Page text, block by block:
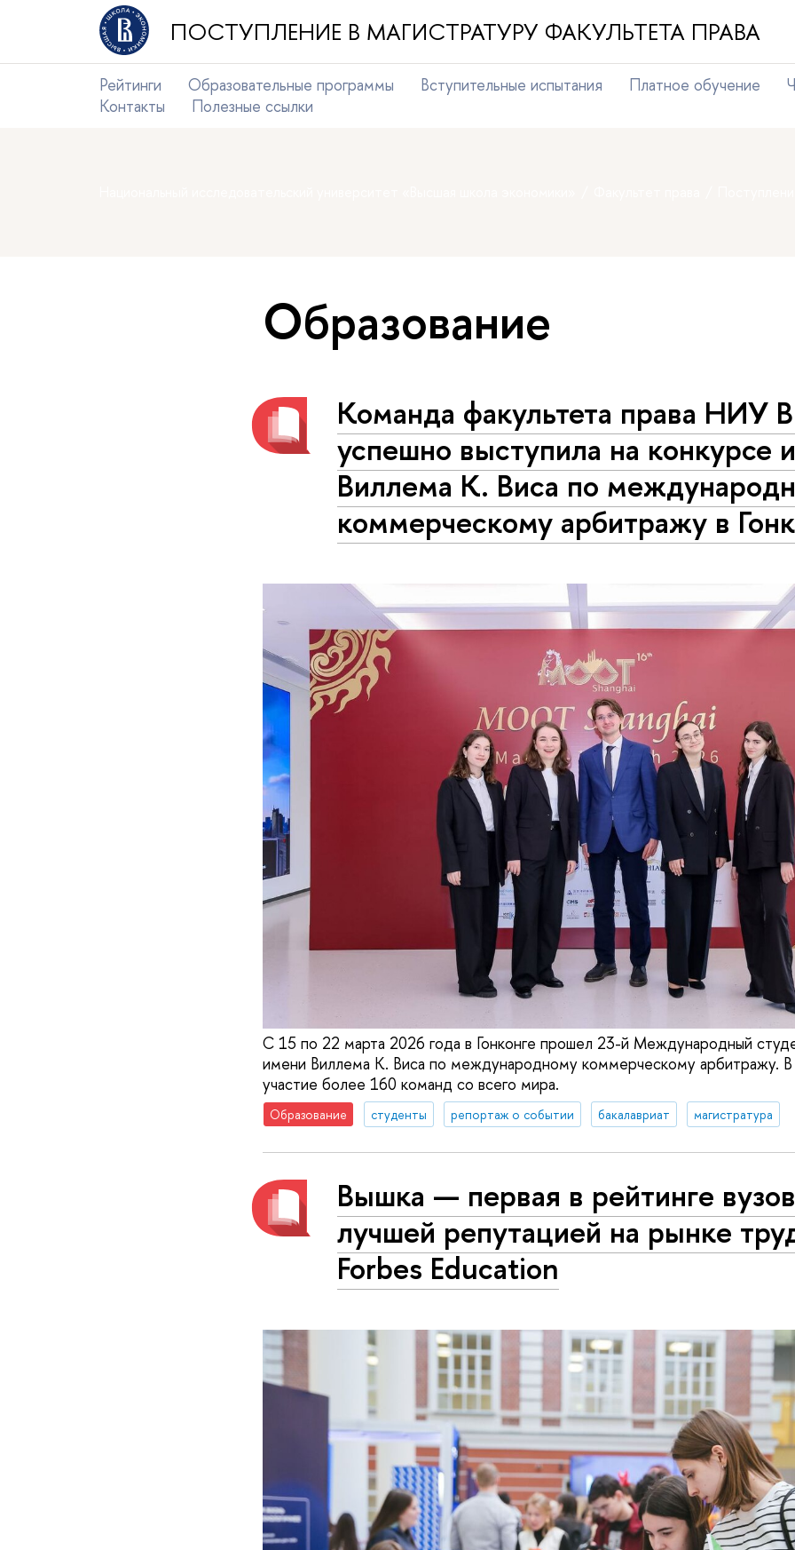
ПОСТУПЛЕНИЕ В МАГИСТРАТУРУ ФАКУЛЬТЕТА ПРАВА
Рейтинги Образовательные программы Вступительные испытания Платное обучение
Контакты
Полезные ссылки
Образование
Команда факультета права
успешно выступила на конкурсе
Виллема К. Виса по
коммерческому арбитражу в
С 15 по 22 марта 2026 года в Гонконге прошел 23-й Международный
имени Виллема К. Виса по международному коммерческому арбитражу. В
участие более 160 команд со всего мира.
Образование студенты репортаж о событии бакалавриат магистратура
Вышка — первая в рейтинге
лучшей репутацией на рынке
Forbes Education